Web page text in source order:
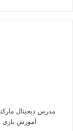
مدرس دیجیتال
آموزش بازی